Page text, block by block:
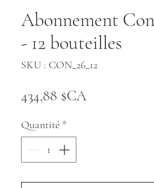
Abonnement
- 12 bouteilles
SKU : CON_26_12
434,88 $CAPrix
Quantité *